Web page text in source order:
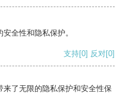
全性和隐私保护。
支持[0] 反对[0]
了无限的隐私保护和安全性保